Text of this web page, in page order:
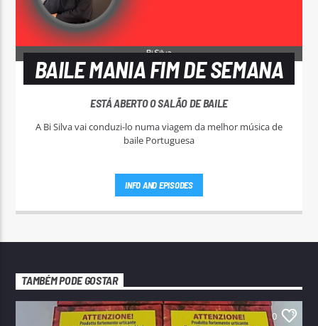
BAILE MANIA FIM DE SEMANA
ESTÁ ABERTO O SALÃO DE BAILE
A Bi Silva vai conduzi-lo numa viagem da melhor música de
baile Portuguesa
INFO AND EPISODES
TAMBÉM PODE GOSTAR
0